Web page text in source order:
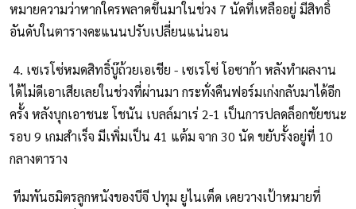
หมายความว่าหากใครพลาดขึ้นมาในช่วง 7 นัดที่เหลืออยู่ มีสิทธิ์
อันดับในตารางคะแนนปรับเปลี่ยนแน่นอน
4. เซเรโซ่หมดสิทธิ์บู๊ถ้วยเอเชีย - เซเรโซ่ โอซาก้า หลังทำผลงาน
ได้ไม่ดีเอาเสียเลยในช่วงที่ผ่านมา กระทั่งคืนฟอร์มเก่งกลับมาได้อีก
ครั้ง หลังบุกเอาชนะ โชนัน เบลล์มาเร่ 2-1 เป็นการปลดล็อกชัยชนะ
รอบ 9 เกมสำเร็จ มีเพิ่มเป็น 41 แต้ม จาก 30 นัด ขยับรั้งอยู่ที่ 10
กลางตาราง
ทีมพันธมิตรลูกหนังของบีจี ปทุม ยูไนเต็ด เคยวางเป้าหมายที่